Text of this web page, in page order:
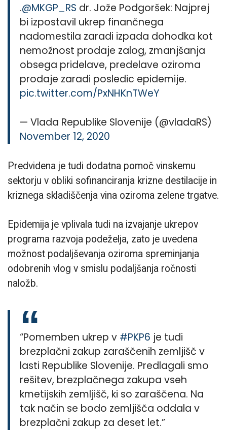
.@MKGP_RS dr. Jože Podgoršek: Najprej
bi izpostavil ukrep finančnega
nadomestila zaradi izpada dohodka kot
nemožnost prodaje zalog, zmanjšanja
obsega pridelave, predelave oziroma
prodaje zaradi posledic epidemije.
pic.twitter.com/PxNHKnTWeY
— Vlada Republike Slovenije (@vladaRS)
November 12, 2020
Predvidena je tudi dodatna pomoč vinskemu
sektorju v obliki sofinanciranja krizne destilacije in
kriznega skladiščenja vina oziroma zelene trgatve.
Epidemija je vplivala tudi na izvajanje ukrepov
programa razvoja podeželja, zato je uvedena
možnost podaljševanja oziroma spreminjanja
odobrenih vlog v smislu podaljšanja ročnosti
naložb.
“Pomemben ukrep v #PKP6 je tudi
brezplačni zakup zaraščenih zemljišč v
lasti Republike Slovenije. Predlagali smo
rešitev, brezplačnega zakupa vseh
kmetijskih zemljišč, ki so zaraščena. Na
tak način se bodo zemljišča oddala v
brezplačni zakup za deset let.”